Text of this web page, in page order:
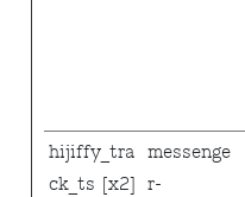
hijiffy_tra
ck_ts [x2]
messenge
r-